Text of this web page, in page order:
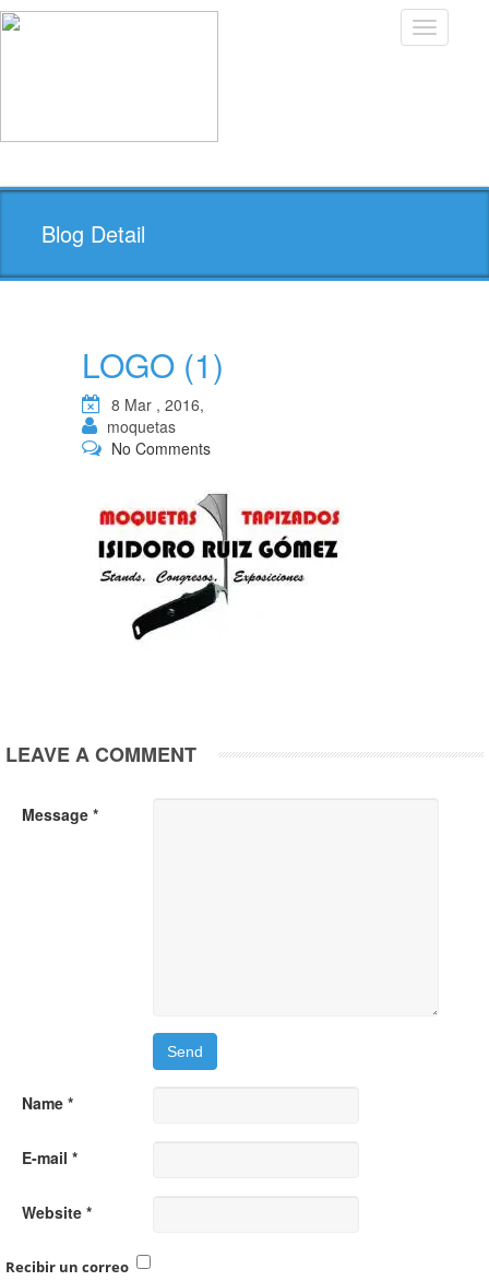
Toggle
Blog Detail
LOGO (1)
8 Mar , 2016,
moquetas
No Comments
LEAVE A COMMENT
Message *
Name *
E-mail *
Website *
Recibir un correo